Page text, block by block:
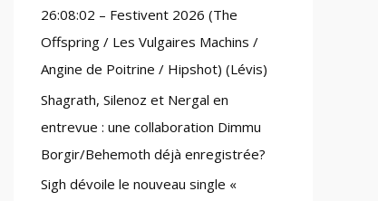
:26:08:02 – Festivent 2026 (The
Offspring / Les Vulgaires Machins /
Angine de Poitrine / Hipshot) (Lévis)
Shagrath, Silenoz et Nergal en
entrevue : une collaboration Dimmu
Borgir/Behemoth déjà enregistrée?
Sigh dévoile le nouveau single «